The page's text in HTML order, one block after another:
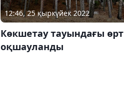
12:46, 25 қыркүйек 2022
Көкшетау тауындағы өрт
оқшауланды